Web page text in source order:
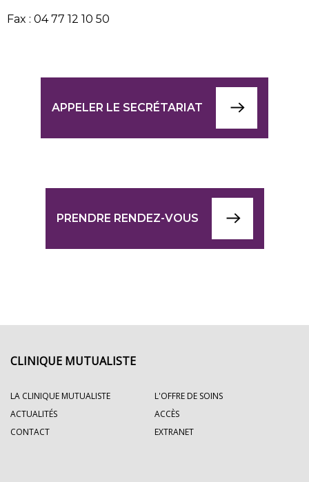
Fax : 04 77 12 10 50
APPELER LE SECRÉTARIAT
PRENDRE RENDEZ-VOUS
CLINIQUE MUTUALISTE
LA CLINIQUE MUTUALISTE
L'OFFRE DE SOINS
ACTUALITÉS
ACCÈS
CONTACT
EXTRANET